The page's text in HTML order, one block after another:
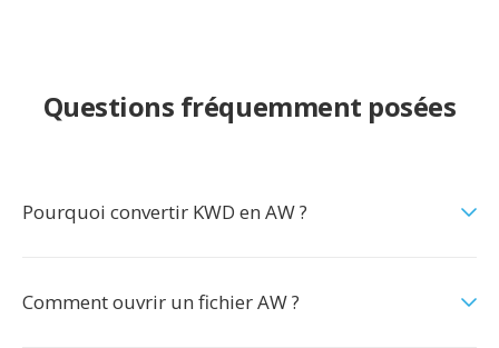
Questions fréquemment posées
Pourquoi convertir KWD en AW ?
Comment ouvrir un fichier AW ?